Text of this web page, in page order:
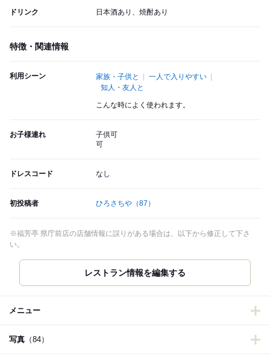
ドリンク 日本酒あり、焼酎あり
特徴・関連情報
利用シーン 家族・子供と
一人で入りやすい
知人・友人と
こんな時によく使われます。
お子様連れ
子供可
可
ドレスコード なし
初投稿者 ひろさちや （87）
※福芳亭 県庁前店の店舗情報に誤りがある場合は、以下から修正して下さ
い。
メニュー
写真 （84）